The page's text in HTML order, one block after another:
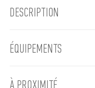
DESCRIPTION
ÉQUIPEMENTS